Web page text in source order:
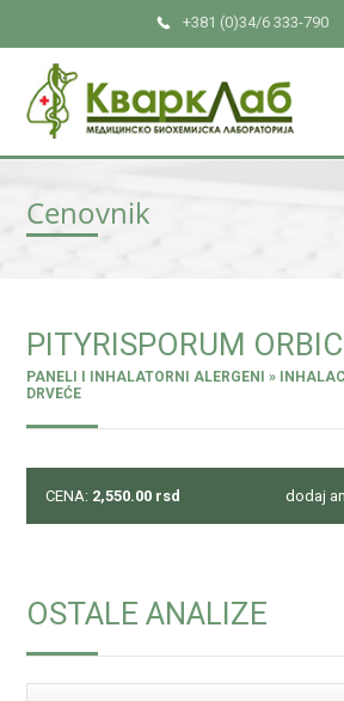
+381 (0)34/6 333-790
Cenovnik
PITYRISPORUM
PANELI I INHALATORNI ALERGENI »
DRVEĆE
CENA: 2,550.00 rsd dodaj
OSTALE ANALIZE